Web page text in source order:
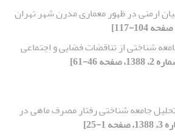
ارمنی در ظهور معماری مدرن شهر تهران
شناختی از تناقضات فضایی و اجتماعی
جامعه شناختی رفتار مصرف ماهی در